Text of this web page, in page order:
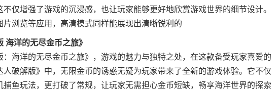
仅增强了游戏的沉浸感，也让玩家能够更好地欣赏游戏世界的细节设计。
片浏览等应用，高清模式同样能展现出清晰锐利的
海洋的无尽金币之旅》
：海洋的无尽金币之旅》，游戏的魅力与独特之处，在这款备受玩家喜爱的
人破解版》中，无限金币的诱惑无疑为玩家带来了全新的游戏体验。它不仅
捕鱼玩法，更打破了常规，让玩家无需担心金币短缺，畅享海洋世界的探索